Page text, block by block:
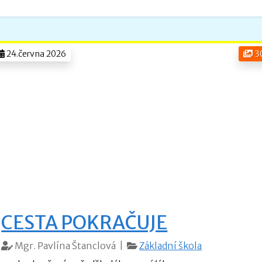
24.června 2026
CESTA POKRAČUJE
Mgr. Pavlína Štanclová |
Základní škola